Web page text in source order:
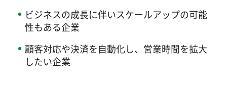
ビジネスの成長に伴いスケールアップの可能
性もある企業
顧客対応や決済を自動化し、営業時間を拡大
したい企業